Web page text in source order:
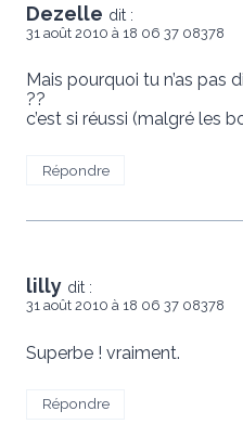
Dezelle dit :
31 août 2010 à 18 06 37 08378
Mais pourquoi tu n’as pas
??
c’est si réussi (malgré les
Répondre
lilly dit :
31 août 2010 à 18 06 37 08378
Superbe ! vraiment.
Répondre